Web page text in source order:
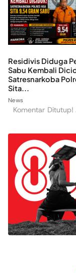
Residivis Diduga
Sabu Kembali
Satresnarkoba
Sita...
News
Komentar